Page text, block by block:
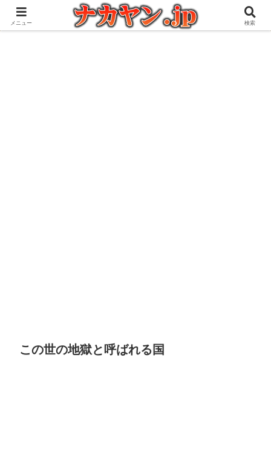
アウトドアとガジェット好きな管理人の愉快な日々を綴るブログ
この世の地獄と呼ばれる国
メニュー 検索